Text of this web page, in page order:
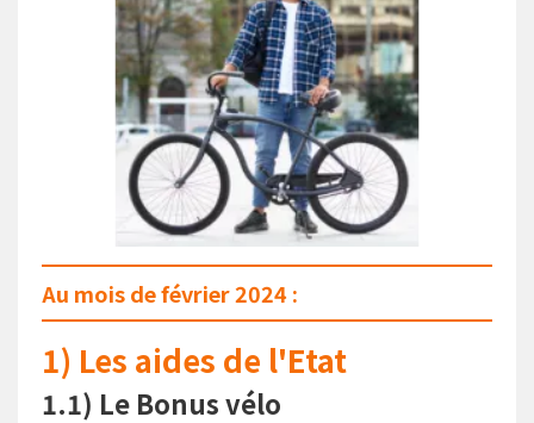
Au mois de février 2024 :
1) Les aides de l'Etat
1.1) Le Bonus vélo